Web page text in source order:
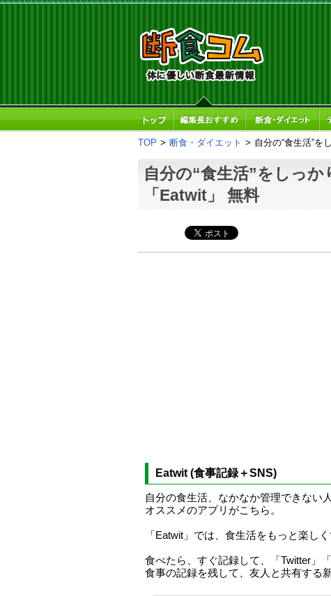
TOP > 断食・ダイエット > 自分の“食生活”を
自分の“食生活”をしっか
「Eatwit」 無料
Eatwit (食事記録＋SNS)
自分の食生活、なかなか管理できない人
オススメのアプリがこちら。
「Eatwit」では、食生活をもっと楽し
食べたら、すぐ記録して、「Twitter」
食事の記録を残して、友人と共有する